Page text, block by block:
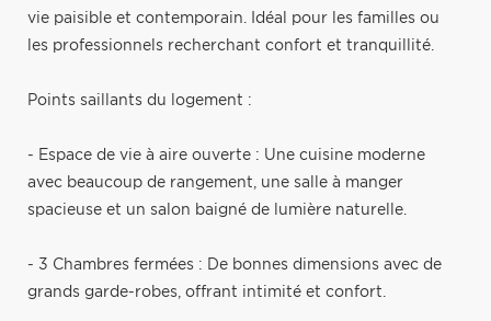
vie paisible et contemporain. Idéal pour les familles ou
les professionnels recherchant confort et tranquillité.
Points saillants du logement :
- Espace de vie à aire ouverte : Une cuisine moderne
avec beaucoup de rangement, une salle à manger
spacieuse et un salon baigné de lumière naturelle.
- 3 Chambres fermées : De bonnes dimensions avec de
grands garde-robes, offrant intimité et confort.